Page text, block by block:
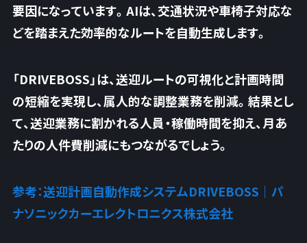
要因になっています。AIは、交通状況や車椅子対応な
どを踏まえた効率的なルートを自動生成します。
「DRIVEBOSS」は、送迎ルートの可視化と計画時間
の短縮を実現し、属人的な調整業務を削減。結果とし
て、送迎業務に割かれる人員・稼働時間を抑え、月あ
たりの人件費削減にもつながるでしょう。
参考：送迎計画自動作成システムDRIVEBOSS｜パ
ナソニックカーエレクトロニクス株式会社